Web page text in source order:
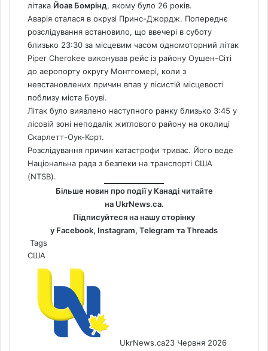
літака Йоав Бомрінд, якому було 26 років.
Аварія сталася в окрузі Принс-Джордж. Попереднє
розслідування встановило, що ввечері в суботу
близько 23:30 за місцевим часом одномоторний літак
Piper Cherokee виконував рейс із району Оушен-Сіті
до аеропорту округу Монтгомері, коли з
невстановлених причин впав у лісистій місцевості
поблизу міста Боуві.
Літак було виявлено наступного ранку близько 3:45 у
лісовій зоні неподалік житлового району на околиці
Скарлетт-Оук-Корт.
Розслідування причин катастрофи триває. Його веде
Національна рада з безпеки на транспорті США
(NTSB).
Більше новин про події у Канаді читайте
на UkrNews.ca.
Підписуйтеся на нашу сторінку
у Facebook, Instagram, Telegram таThreads
Tags
США
UkrNews.ca23 Червня 2026